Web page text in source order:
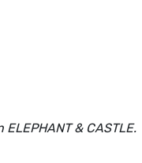
& CASTLE.